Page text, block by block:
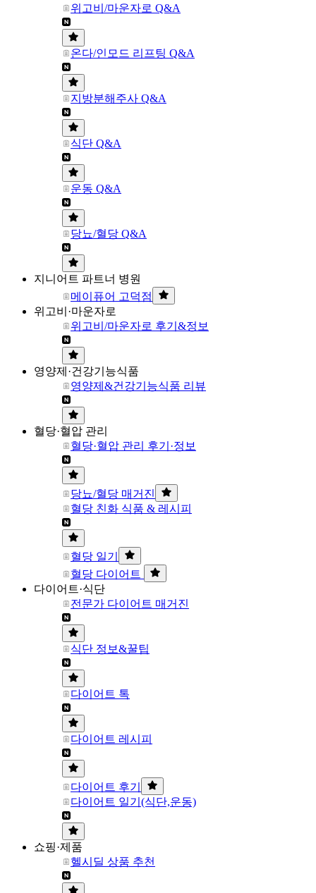
위고비/마운자로 Q&A
온다/인모드 리프팅 Q&A
지방분해주사 Q&A
식단 Q&A
운동 Q&A
당뇨/혈당 Q&A
지니어트 파트너 병원
메이퓨어 고덕점
위고비·마운자로
위고비/마운자로 후기&정보
영양제·건강기능식품
영양제&건강기능식품 리뷰
혈당·혈압 관리
혈당·혈압 관리 후기·정보
당뇨/혈당 매거진
혈당 친화 식품 & 레시피
혈당 일기
혈당 다이어트
다이어트·식단
전문가 다이어트 매거진
식단 정보&꿀팁
다이어트 톡
다이어트 레시피
다이어트 후기
다이어트 일기(식단,운동)
쇼핑·제품
헬시딜 상품 추천